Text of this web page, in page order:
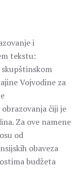
i
tekstu:
Vojvodine za
čiji je
Za ove namene
od
obaveza
budžeta